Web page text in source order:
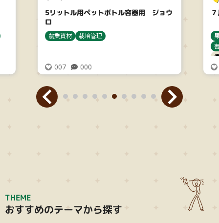
5リットル用ペットボトル容器用 ジョウ
ロ
農業資材 栽培管理
007 000
THEME
おすすめのテーマから探す